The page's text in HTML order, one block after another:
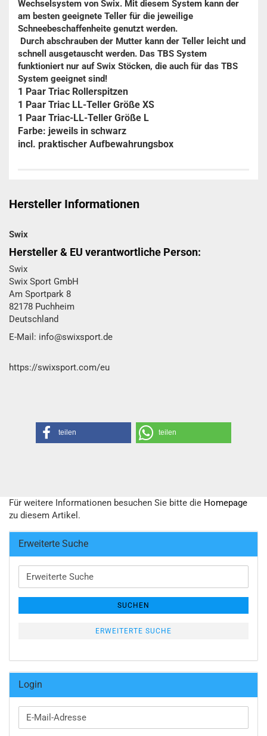
Wechselsystem von Swix. Mit diesem System kann der
am besten geeignete Teller für die jeweilige
Schneebeschaffenheite genutzt werden.
Durch abschrauben der Mutter kann der Teller leicht und
schnell ausgetauscht werden. Das TBS System
funktioniert nur auf Swix Stöcken, die auch für das TBS
System geeignet sind!
1 Paar Triac Rollerspitzen
1 Paar Triac LL-Teller Größe XS
1 Paar Triac-LL-Teller Größe L
Farbe: jeweils in schwarz
incl. praktischer Aufbewahrungsbox
Hersteller Informationen
Swix
Hersteller & EU verantwortliche Person:
Swix
Swix Sport GmbH​
Am Sportpark 8
82178 Puchheim
Deutschland
E-Mail: info@swixsport.de
https://swixsport.com/eu
teilen teilen
Für weitere Informationen besuchen Sie bitte die Homepage
zu diesem Artikel.
Erweiterte Suche
Erweiterte
Suche
SUCHEN
ERWEITERTE SUCHE
Login
E-
Mail-